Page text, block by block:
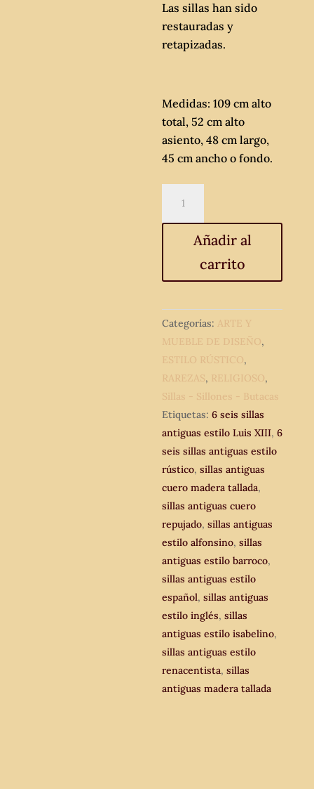
Las sillas han sido
restauradas y
retapizadas.
Medidas: 109 cm alto
total, 52 cm alto
asiento, 48 cm largo,
45 cm ancho o fondo.
sillas
antiguas
Luis
1880
lujo.
Sillas
antiguas
madera
tallada
estilo
español.
cantidad
Añadir al
carrito
Categorías: ARTE Y
MUEBLE DE DISEÑO,
ESTILO RÚSTICO,
RAREZAS, RELIGIOSO,
Sillas - Sillones - Butacas
Etiquetas:6 seis sillas
antiguas estilo Luis XIII,6
seis sillas antiguas estilo
rústico,sillas antiguas
cuero madera tallada,
sillas antiguas cuero
repujado,sillas antiguas
estilo alfonsino,sillas
antiguas estilo barroco,
sillas antiguas estilo
español,sillas antiguas
estilo inglés,sillas
antiguas estilo isabelino,
sillas antiguas estilo
renacentista,sillas
antiguas madera tallada